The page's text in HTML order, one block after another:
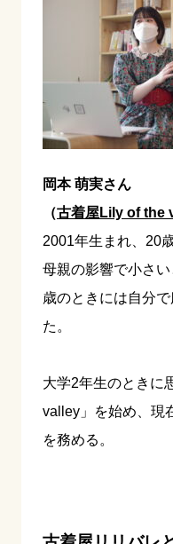
岡本 萌実さん
（古着屋Lily of the
2001年生まれ、20
母親の影響で小さ
歳のときには自分
た。
大学2年生のときに
valley」を始め、現
を務める。